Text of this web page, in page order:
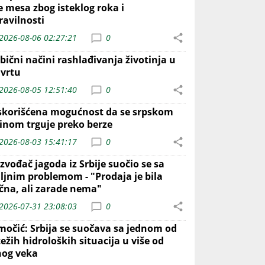
mesa zbog isteklog roka i
08-06 02:27:21 0
načini rashlađivanja životinja u
vrtu
08-05 12:51:40 0
mogućnost da se srpskom
trguje preko berze
08-03 15:41:17 0
jagoda iz Srbije suočio se sa
problemom - "Prodaja je bila
ali zarade nema"
07-31 23:08:03 0
Srbija se suočava sa jednom od
hidroloških situacija u više od
veka